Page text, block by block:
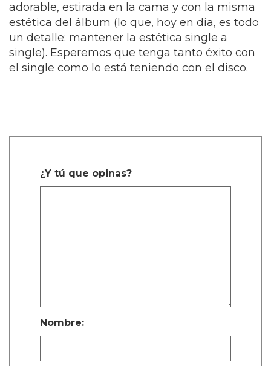
adorable, estirada en la cama y con la misma
estética del álbum (lo que, hoy en día, es todo
un detalle: mantener la estética single a
single). Esperemos que tenga tanto éxito con
el single como lo está teniendo con el disco.
¿Y tú que opinas?
Nombre: